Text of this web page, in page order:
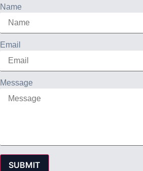
Name
Email
Message
SUBMIT